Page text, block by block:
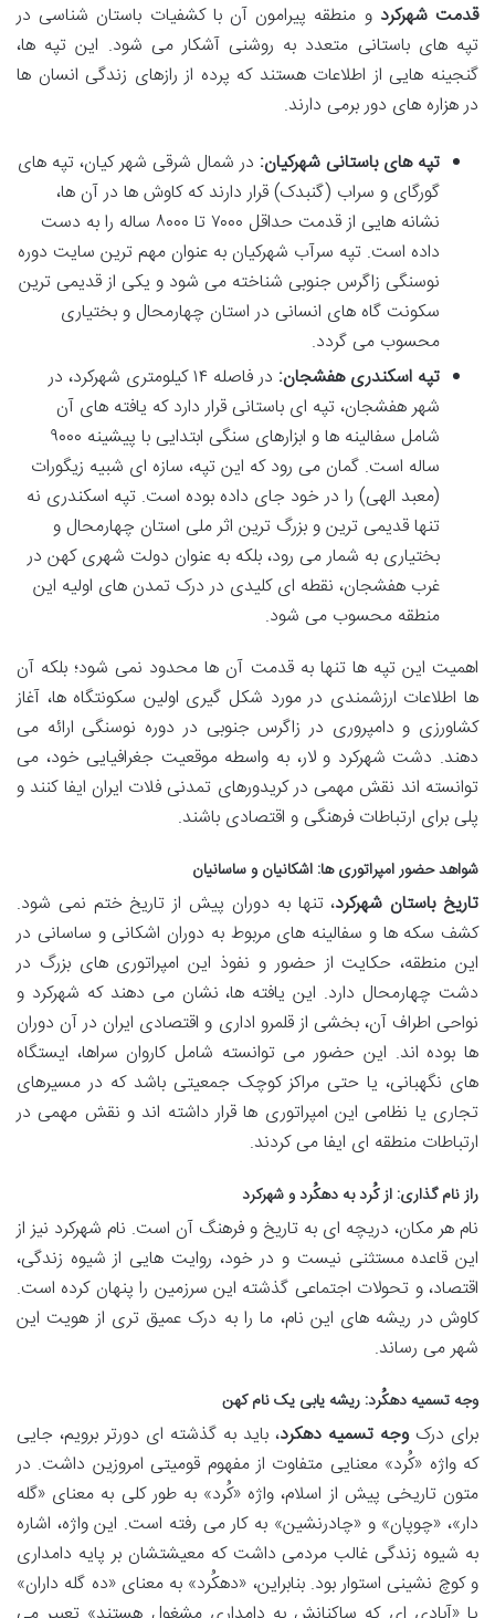
قدمت شهرکرد و منطقه پیرامون آن با کشفیات باستان شناسی در
تپه های باستانی متعدد به روشنی آشکار می شود. این تپه ها،
گنجینه هایی از اطلاعات هستند که پرده از رازهای زندگی انسان ها
در هزاره های دور برمی دارند.
تپه های باستانی شهرکیان: در شمال شرقی شهر کیان، تپه های
گورگای و سراب (گنبدک) قرار دارند که کاوش ها در آن ها،
نشانه هایی از قدمت حداقل ۷۰۰۰ تا ۸۰۰۰ ساله را به دست
داده است. تپه سرآب شهرکیان به عنوان مهم ترین سایت دوره
نوسنگی زاگرس جنوبی شناخته می شود و یکی از قدیمی ترین
سکونت گاه های انسانی در استان چهارمحال و بختیاری
محسوب می گردد.
تپه اسکندری هفشجان:
در فاصله ۱۴ کیلومتری شهرکرد، در
شهر هفشجان، تپه ای باستانی قرار دارد که یافته های آن
شامل سفالینه ها و ابزارهای سنگی ابتدایی با پیشینه ۹۰۰۰
ساله است. گمان می رود که این تپه، سازه ای شبیه زیگورات
(معبد الهی) را در خود جای داده بوده است. تپه اسکندری نه
تنها قدیمی ترین و بزرگ ترین اثر ملی استان چهارمحال و
بختیاری به شمار می رود، بلکه به عنوان دولت شهری کهن در
غرب هفشجان، نقطه ای کلیدی در درک تمدن های اولیه این
منطقه محسوب می شود.
اهمیت این تپه ها تنها به قدمت آن ها محدود نمی شود؛ بلکه آن
ها اطلاعات ارزشمندی در مورد شکل گیری اولین سکونتگاه ها، آغاز
کشاورزی و دامپروری در زاگرس جنوبی در دوره نوسنگی ارائه می
دهند. دشت شهرکرد و لار، به واسطه موقعیت جغرافیایی خود، می
توانسته اند نقش مهمی در کریدورهای تمدنی فلات ایران ایفا کنند و
پلی برای ارتباطات فرهنگی و اقتصادی باشند.
شواهد حضور امپراتوری ها: اشکانیان و ساسانیان
تاریخ باستان شهرکرد، تنها به دوران پیش از تاریخ ختم نمی شود.
کشف سکه ها و سفالینه های مربوط به دوران اشکانی و ساسانی در
این منطقه، حکایت از حضور و نفوذ این امپراتوری های بزرگ در
دشت چهارمحال دارد. این یافته ها، نشان می دهند که شهرکرد و
نواحی اطراف آن، بخشی از قلمرو اداری و اقتصادی ایران در آن دوران
ها بوده اند. این حضور می توانسته شامل کاروان سراها، ایستگاه
های نگهبانی، یا حتی مراکز کوچک جمعیتی باشد که در مسیرهای
تجاری یا نظامی این امپراتوری ها قرار داشته اند و نقش مهمی در
ارتباطات منطقه ای ایفا می کردند.
راز نام گذاری: از کُرد به دهکُرد و شهرکرد
نام هر مکان، دریچه ای به تاریخ و فرهنگ آن است. نام شهرکرد نیز از
این قاعده مستثنی نیست و در خود، روایت هایی از شیوه زندگی،
اقتصاد، و تحولات اجتماعی گذشته این سرزمین را پنهان کرده است.
کاوش در ریشه های این نام، ما را به درک عمیق تری از هویت این
شهر می رساند.
وجه تسمیه دهکُرد: ریشه یابی یک نام کهن
برای درکوجه تسمیه دهکرد، باید به گذشته ای دورتر برویم، جایی
که واژه «کُرد» معنایی متفاوت از مفهوم قومیتی امروزین داشت. در
متون تاریخی پیش از اسلام، واژه «کُرد» به طور کلی به معنای «گله
دار»، «چوپان» و «چادرنشین» به کار می رفته است. این واژه، اشاره
به شیوه زندگی غالب مردمی داشت که معیشتشان بر پایه دامداری
و کوچ نشینی استوار بود. بنابراین، «دهکُرد» به معنای «ده گله داران»